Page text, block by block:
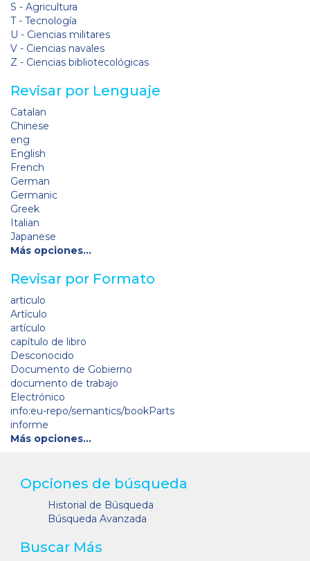
S - Agricultura
T - Tecnología
U - Ciencias militares
V - Ciencias navales
Z - Ciencias bibliotecológicas
Revisar por Lenguaje
Catalan
Chinese
eng
English
French
German
Germanic
Greek
Italian
Japanese
Más opciones…
Revisar por Formato
articulo
Artículo
artículo
capítulo de libro
Desconocido
Documento de Gobierno
documento de trabajo
Electrónico
info:eu-repo/semantics/bookParts
informe
Más opciones…
Opciones de búsqueda
Historial de Búsqueda
Búsqueda Avanzada
Buscar Más